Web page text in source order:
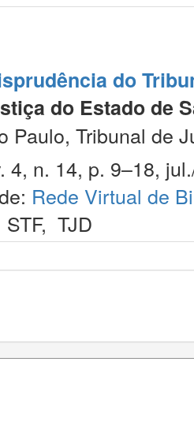
do
do Estado de
Paulo, Tribunal de
4, n. 14, p. 9–18,
Rede Virtual de
STF, TJD